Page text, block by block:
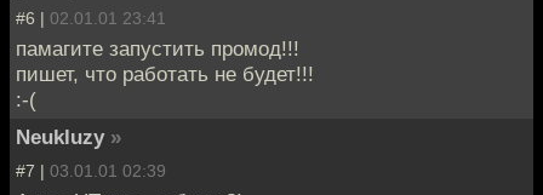
#6 | 02.01.01 23:41
памагите запустить промод!!!
пишет, что работать не будет!!!
:-(
Neukluzy »
#7 | 03.01.01 02:39